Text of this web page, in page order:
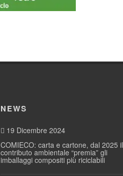
NEWS
19 Dicembre 2024
COMIECO: carta e cartone, dal 2025 il
contributo ambientale “premia” gli
imballaggi compositi più riciclabili